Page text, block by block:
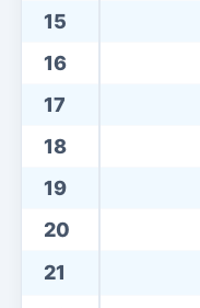
15
16
17
18
19
20
21